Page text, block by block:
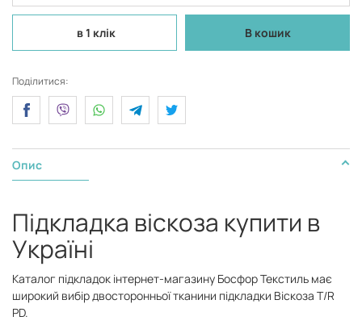
в 1 клік В кошик
Поділитися:
Опис
Підкладка віскоза купити в
Україні
Каталог підкладок інтернет-магазину Босфор Текстиль має
широкий вибір двосторонньої тканини підкладки Віскоза T/R
PD.